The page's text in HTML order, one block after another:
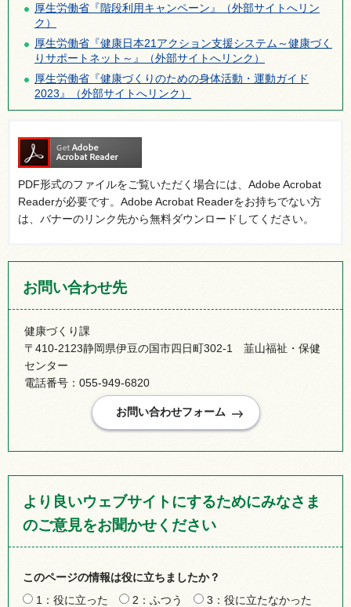
厚生労働省『階段利用キャンペーン』（外部サイトへリン
ク）
厚生労働省『健康日本21アクション支援システム～健康づく
りサポートネット～』（外部サイトへリンク）
厚生労働省『健康づくりのための身体活動・運動ガイド
2023』（外部サイトへリンク）
PDF形式のファイルをご覧いただく場合には、Adobe Acrobat
Readerが必要です。Adobe Acrobat Readerをお持ちでない方
は、バナーのリンク先から無料ダウンロードしてください。
お問い合わせ先
健康づくり課
〒410-2123静岡県伊豆の国市四日町302-1 韮山福祉・保健
センター
電話番号：055-949-6820
より良いウェブサイトにするためにみなさま
のご意見をお聞かせください
このページの情報は役に立ちましたか？
1：役に立った
2：ふつう
3：役に立たなかった